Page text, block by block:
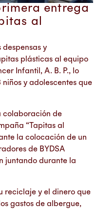
entrega
al
despensas y
plásticas al equipo
Infantil, A. B. P., lo
y adolescentes que
colaboración de
“Tapitas al
la colocación de un
de BYDSA
juntando durante la
reciclaje y el dinero que
gastos de albergue,